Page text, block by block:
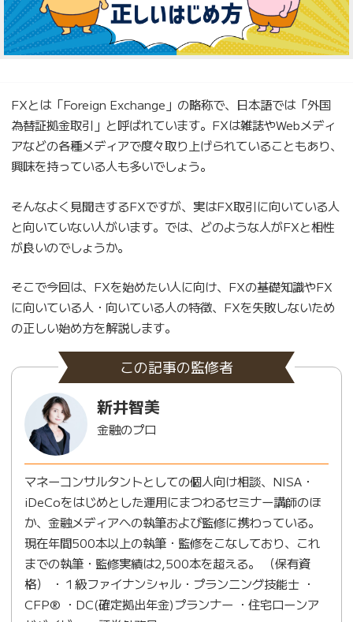
FXとは「Foreign Exchange」の略称で、日本語では「外国
為替証拠金取引」と呼ばれています。FXは雑誌やWebメディ
アなどの各種メディアで度々取り上げられていることもあり、
興味を持っている人も多いでしょう。
そんなよく見聞きするFXですが、実はFX取引に向いている人
と向いていない人がいます。では、どのような人がFXと相性
が良いのでしょうか。
そこで今回は、FXを始めたい人に向け、FXの基礎知識やFX
に向いている人・向いている人の特徴、FXを失敗しないため
の正しい始め方を解説します。
この記事の監修者
新井智美
金融のプロ
マネーコンサルタントとしての個人向け相談、NISA・
iDeCoをはじめとした運用にまつわるセミナー講師のほ
か、金融メディアへの執筆および監修に携わっている。
現在年間500本以上の執筆・監修をこなしており、これ
までの執筆・監修実績は2,500本を超える。 （保有資
格） ・１級ファイナンシャル・プランニング技能士 ・
CFP® ・DC(確定拠出年金)プランナー ・住宅ローンア